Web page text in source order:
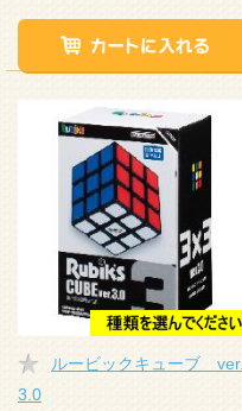
ルービックキューブ ver.
3.0